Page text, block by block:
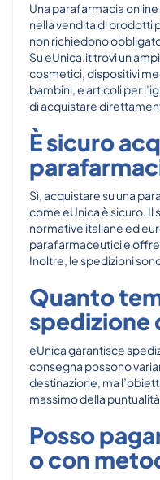
Una parafarmacia
nella vendita di prodotti
non richiedono
Su eUnica.it trovi un
cosmetici, dispositivi
bambini, e articoli per
di acquistare
È sicuro
Sì, acquistare su una
come eUnica è sicuro. Il
normative italiane ed
parafarmaceutici e
Inoltre, le spedizioni
Quanto
spedizione
eUnica garantisce
consegna possono
destinazione, ma
massimo della
Posso
o con